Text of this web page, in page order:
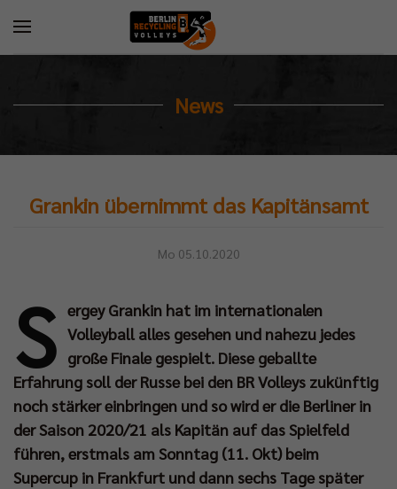
News
Grankin übernimmt das Kapitänsamt
Mo 05.10.2020
S ergey Grankin hat im internationalen
Volleyball alles gesehen und nahezu jedes
große Finale gespielt. Diese geballte
Erfahrung soll der Russe bei den BR Volleys zukünftig
noch stärker einbringen und so wird er die Berliner in
der Saison 2020/21 als Kapitän auf das Spielfeld
führen, erstmals am Sonntag (11. Okt) beim
Supercup in Frankfurt und dann sechs Tage später